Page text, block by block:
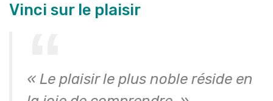
Vinci sur le plaisir
« Le plaisir le plus noble réside en